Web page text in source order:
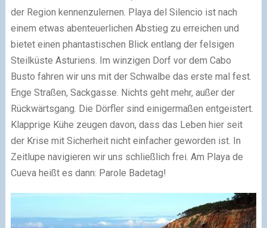
der Region kennenzulernen. Playa del Silencio ist nach
einem etwas abenteuerlichen Abstieg zu erreichen und
bietet einen phantastischen Blick entlang der felsigen
Steilküste Asturiens. Im winzigen Dorf vor dem Cabo
Busto fahren wir uns mit der Schwalbe das erste mal fest.
Enge Straßen, Sackgasse. Nichts geht mehr, außer der
Rückwärtsgang. Die Dörfler sind einigermaßen entgeistert.
Klapprige Kühe zeugen davon, dass das Leben hier seit
der Krise mit Sicherheit nicht einfacher geworden ist. In
Zeitlupe navigieren wir uns schließlich frei. Am Playa de
Cueva heißt es dann: Parole Badetag!